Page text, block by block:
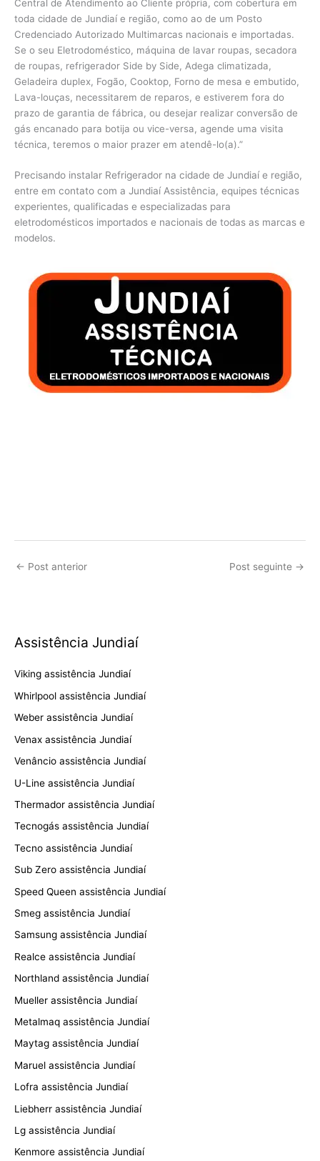
Central de Atendimento ao Cliente própria, com cobertura em
toda cidade de Jundiaí e região, como ao de um Posto
Credenciado Autorizado Multimarcas nacionais e importadas.
Se o seu Eletrodoméstico, máquina de lavar roupas, secadora
de roupas, refrigerador Side by Side, Adega climatizada,
Geladeira duplex, Fogão, Cooktop, Forno de mesa e embutido,
Lava-louças, necessitarem de reparos, e estiverem fora do
prazo de garantia de fábrica, ou desejar realizar conversão de
gás encanado para botija ou vice-versa, agende uma visita
técnica, teremos o maior prazer em atendê-lo(a).”
Precisando instalar Refrigerador na cidade de Jundiaí e região,
entre em contato com a Jundiaí Assistência, equipes técnicas
experientes, qualificadas e especializadas para
eletrodomésticos importados e nacionais de todas as marcas e
modelos.
← Post anterior Post seguinte →
Assistência Jundiaí
Viking assistência Jundiaí
Whirlpool assistência Jundiaí
Weber assistência Jundiaí
Venax assistência Jundiaí
Venâncio assistência Jundiaí
U-Line assistência Jundiaí
Thermador assistência Jundiaí
Tecnogás assistência Jundiaí
Tecno assistência Jundiaí
Sub Zero assistência Jundiaí
Speed Queen assistência Jundiaí
Smeg assistência Jundiaí
Samsung assistência Jundiaí
Realce assistência Jundiaí
Northland assistência Jundiaí
Mueller assistência Jundiaí
Metalmaq assistência Jundiaí
Maytag assistência Jundiaí
Maruel assistência Jundiaí
Lofra assistência Jundiaí
Liebherr assistência Jundiaí
Lg assistência Jundiaí
Kenmore assistência Jundiaí